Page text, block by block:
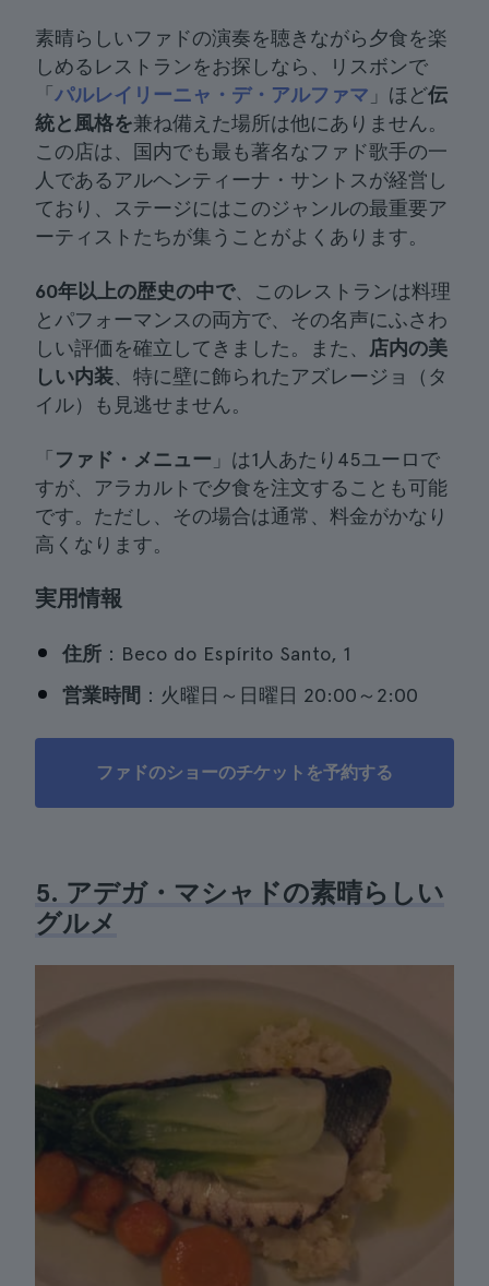
素晴らしいファドの演奏を聴きながら夕食を楽
しめるレストランをお探しなら、リスボンで
「 パルレイリーニャ・デ・アルファマ 」ほど伝
統と風格を兼ね備えた場所は他にありません。
この店は、国内でも最も著名なファド歌手の一
人であるアルヘンティーナ・サントスが経営し
ており、ステージにはこのジャンルの最重要ア
ーティストたちが集うことがよくあります。
60年以上の歴史の中で、このレストランは料理
とパフォーマンスの両方で、その名声にふさわ
しい評価を確立してきました。また、 店内の美
しい内装 、特に壁に飾られたアズレージョ（タ
イル）も見逃せません。
「 ファド・メニュー 」は1人あたり45ユーロで
すが、アラカルトで夕食を注文することも可能
です。ただし、その場合は通常、料金がかなり
高くなります。
実用情報
住所 ：Beco do Espírito Santo, 1
営業時間 ：火曜日～日曜日 20:00～2:00
ファドのショーのチケットを予約する
5. アデガ・マシャドの素晴らしい
グルメ